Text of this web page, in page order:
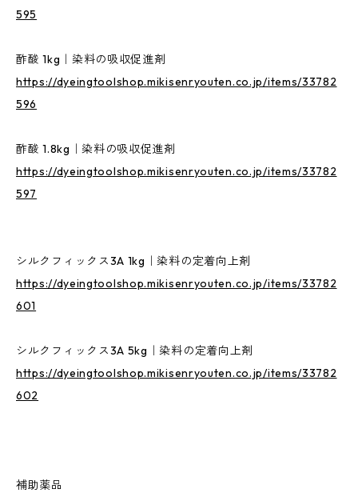
595
酢酸 1kg｜染料の吸収促進剤
https://dyeingtoolshop.mikisenryouten.co.jp/items/33782
596
酢酸 1.8kg｜染料の吸収促進剤
https://dyeingtoolshop.mikisenryouten.co.jp/items/33782
597
シルクフィックス3A 1kg｜染料の定着向上剤
https://dyeingtoolshop.mikisenryouten.co.jp/items/33782
601
シルクフィックス3A 5kg｜染料の定着向上剤
https://dyeingtoolshop.mikisenryouten.co.jp/items/33782
602
補助薬品